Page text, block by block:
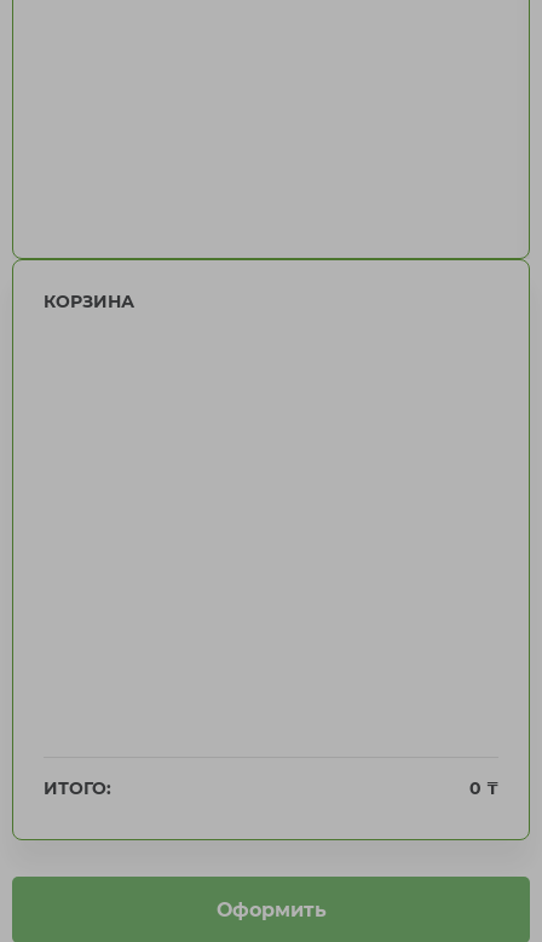
КОРЗИНА
ИТОГО: 0 ₸
Добавить анализы
Оформить